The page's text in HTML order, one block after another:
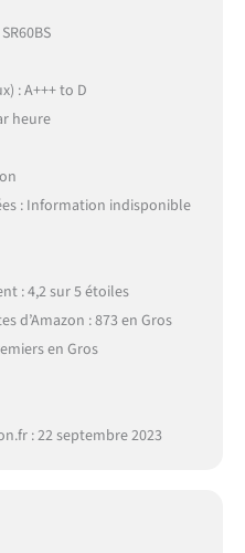
: A+++ to D
heure
: Information indisponible
: 4,2 sur 5 étoiles
d’Amazon : 873 en Gros
en Gros
: 22 septembre 2023